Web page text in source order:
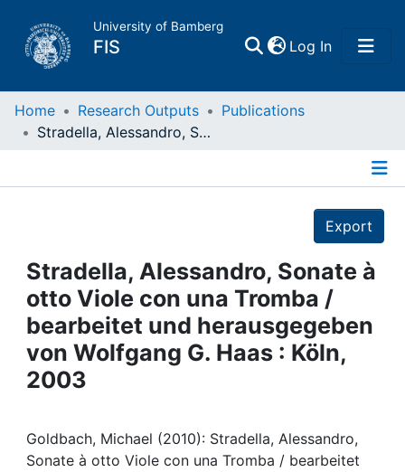
University of Bamberg
FIS Log In(current)
Home
Projects
People
Institutions
My FIS
Home Research Outputs
Publications
Stradella, Alessandro, Sonate à otto Viole con una Tromba / bearbeitet und herausgegeben von Wolfgang G. Haas : Köln, 2003
Export
Stradella, Alessandro, Sonate à
otto Viole con una Tromba /
bearbeitet und herausgegeben
von Wolfgang G. Haas : Köln,
2003
Goldbach, Michael (2010): Stradella, Alessandro,
Sonate à otto Viole con una Tromba / bearbeitet